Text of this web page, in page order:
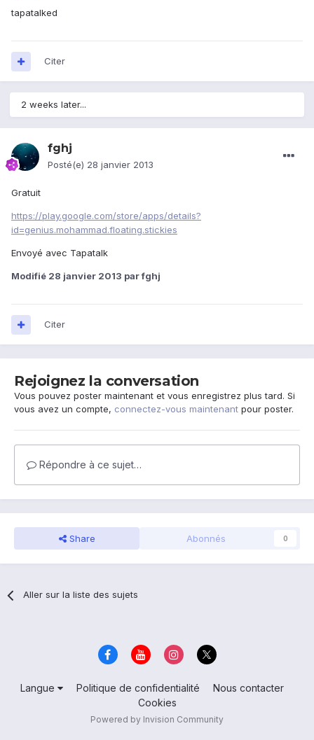
tapatalked
Citer
2 weeks later...
fghj
Posté(e) 28 janvier 2013
Gratuit
https://play.google.com/store/apps/details?
id=genius.mohammad.floating.stickies
Envoyé avec Tapatalk
Modifié 28 janvier 2013 par fghj
Citer
Rejoignez la conversation
Vous pouvez poster maintenant et vous enregistrez plus tard. Si
vous avez un compte, connectez-vous maintenant pour poster.
Répondre à ce sujet…
Share Abonnés 0
Aller sur la liste des sujets
Langue Politique de confidentialité
Nous contacter
Cookies
Powered by Invision Community